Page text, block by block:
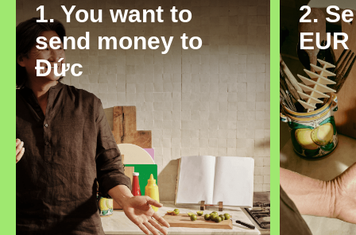
1. You want to
send money to
Đức
2.
EUR